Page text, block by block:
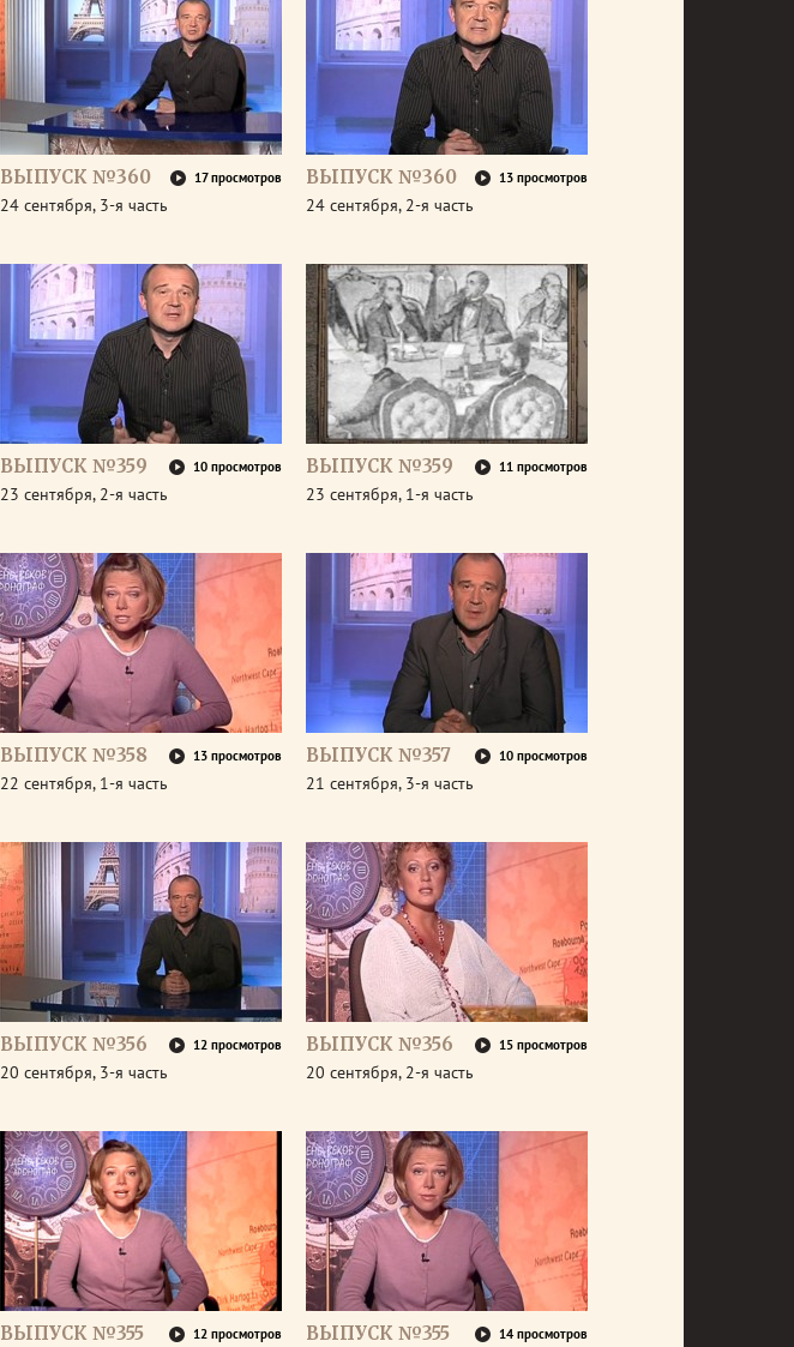
ВЫПУСК №360 17 просмотров
24 сентября, 3-я часть
ВЫПУСК №360 13 просмотров
24 сентября, 2-я часть
ВЫПУСК №359 10 просмотров
23 сентября, 2-я часть
ВЫПУСК №359 11 просмотров
23 сентября, 1-я часть
ВЫПУСК №358 13 просмотров
22 сентября, 1-я часть
ВЫПУСК №357 10 просмотров
21 сентября, 3-я часть
ВЫПУСК №356 12 просмотров
20 сентября, 3-я часть
ВЫПУСК №356 15 просмотров
20 сентября, 2-я часть
ВЫПУСК №355 12 просмотров ВЫПУСК №355 14 просмотров